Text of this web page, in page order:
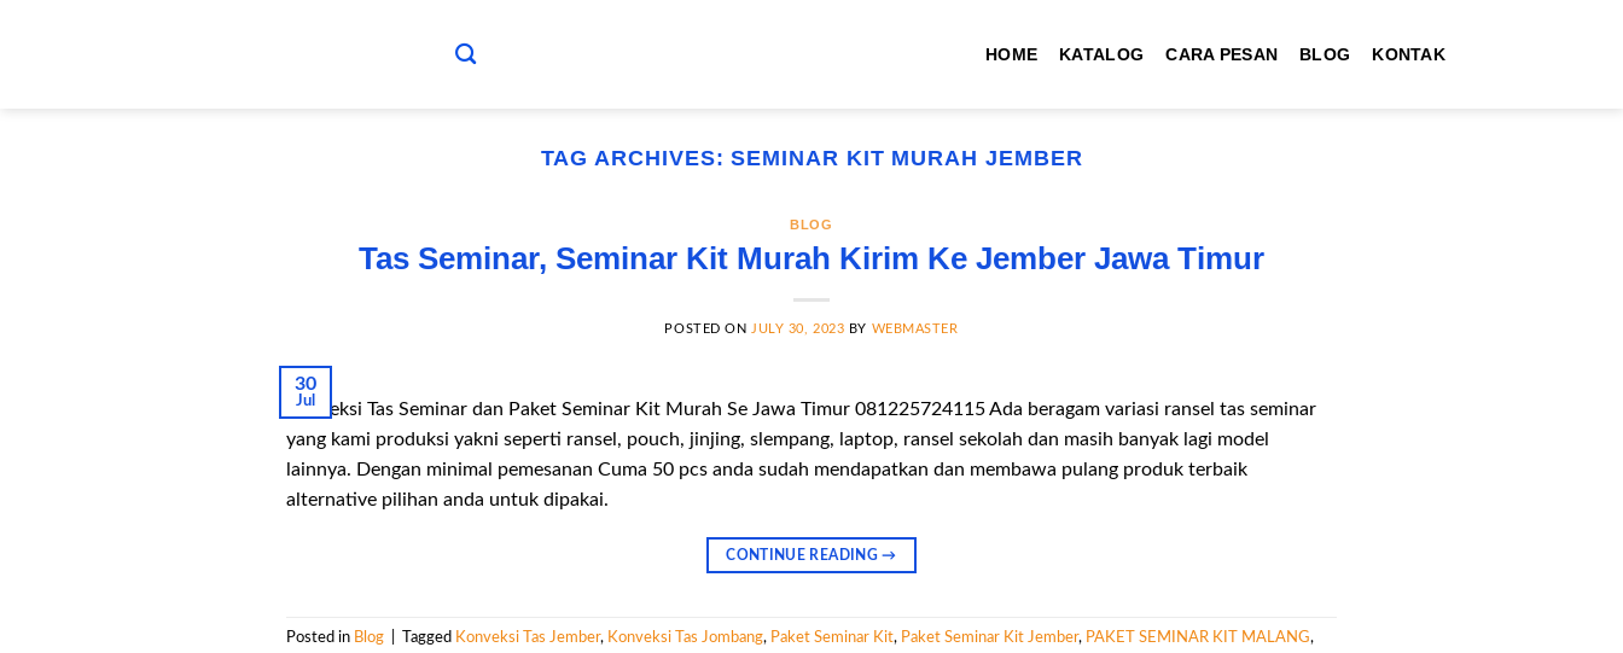
HOME KATALOG CARA PESAN BLOG KONTAK
TAG ARCHIVES:SEMINAR KIT MURAH JEMBER
BLOG
Tas Seminar, Seminar Kit Murah Kirim Ke Jember Jawa Timur
POSTED ON JULY 30, 2023 BY WEBMASTER
30
Jul
Konveksi Tas Seminar dan Paket Seminar Kit Murah Se Jawa Timur 081225724115 Ada beragam variasi ransel tas seminar
yang kami produksi yakni seperti ransel, pouch, jinjing, slempang, laptop, ransel sekolah dan masih banyak lagi model
lainnya. Dengan minimal pemesanan Cuma 50 pcs anda sudah mendapatkan dan membawa pulang produk terbaik
alternative pilihan anda untuk dipakai.
CONTINUE READING→
Posted in Blog Tagged Konveksi Tas Jember, Konveksi Tas Jombang, Paket Seminar Kit, Paket Seminar Kit Jember, PAKET SEMINAR KIT MALANG,